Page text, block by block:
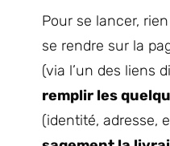
Pour se lancer,
se rendre sur la
(via l’un des liens
remplir les
(identité, adresse,